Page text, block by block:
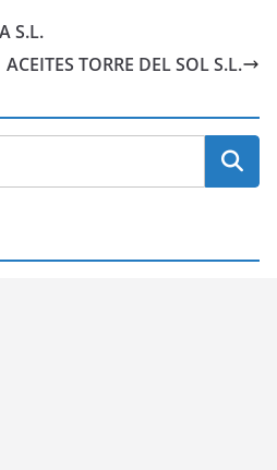
S.L.
ACEITES TORRE DEL SOL S.L.